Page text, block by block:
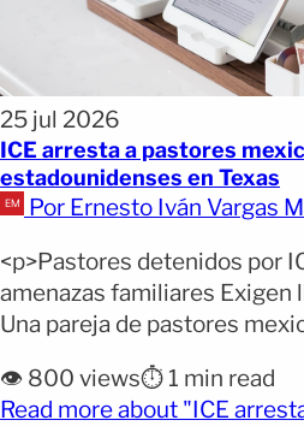
25 jul 2026
ICE arresta a pastores
estadounidenses en Texas
Por Ernesto Iván Vargas
<p>Pastores detenidos por
amenazas familiares Exigen
Una pareja de pastores
pastoral en Texas.
aseguran que fueron
👁️ 800 views⏱️ 1 min read
Read more about "ICE